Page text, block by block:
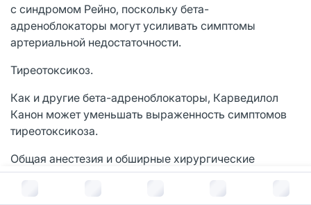
с синдромом Рейно, поскольку бета-
адреноблокаторы могут усиливать симптомы
артериальной недостаточности.
Тиреотоксикоз.
Как и другие бета-адреноблокаторы, Карведилол
Канон может уменьшать выраженность симптомов
тиреотоксикоза.
Общая анестезия и обширные хирургические
вмешательства.